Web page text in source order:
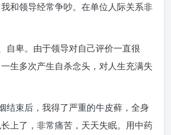
和领导经常争吵。在单位人际关系非
自卑。由于领导对自己评价一直很
生多次产生自杀念头，对人生充满失
结束后，我得了严重的牛皮藓，全身
上了，非常痛苦，天天失眠。用中药